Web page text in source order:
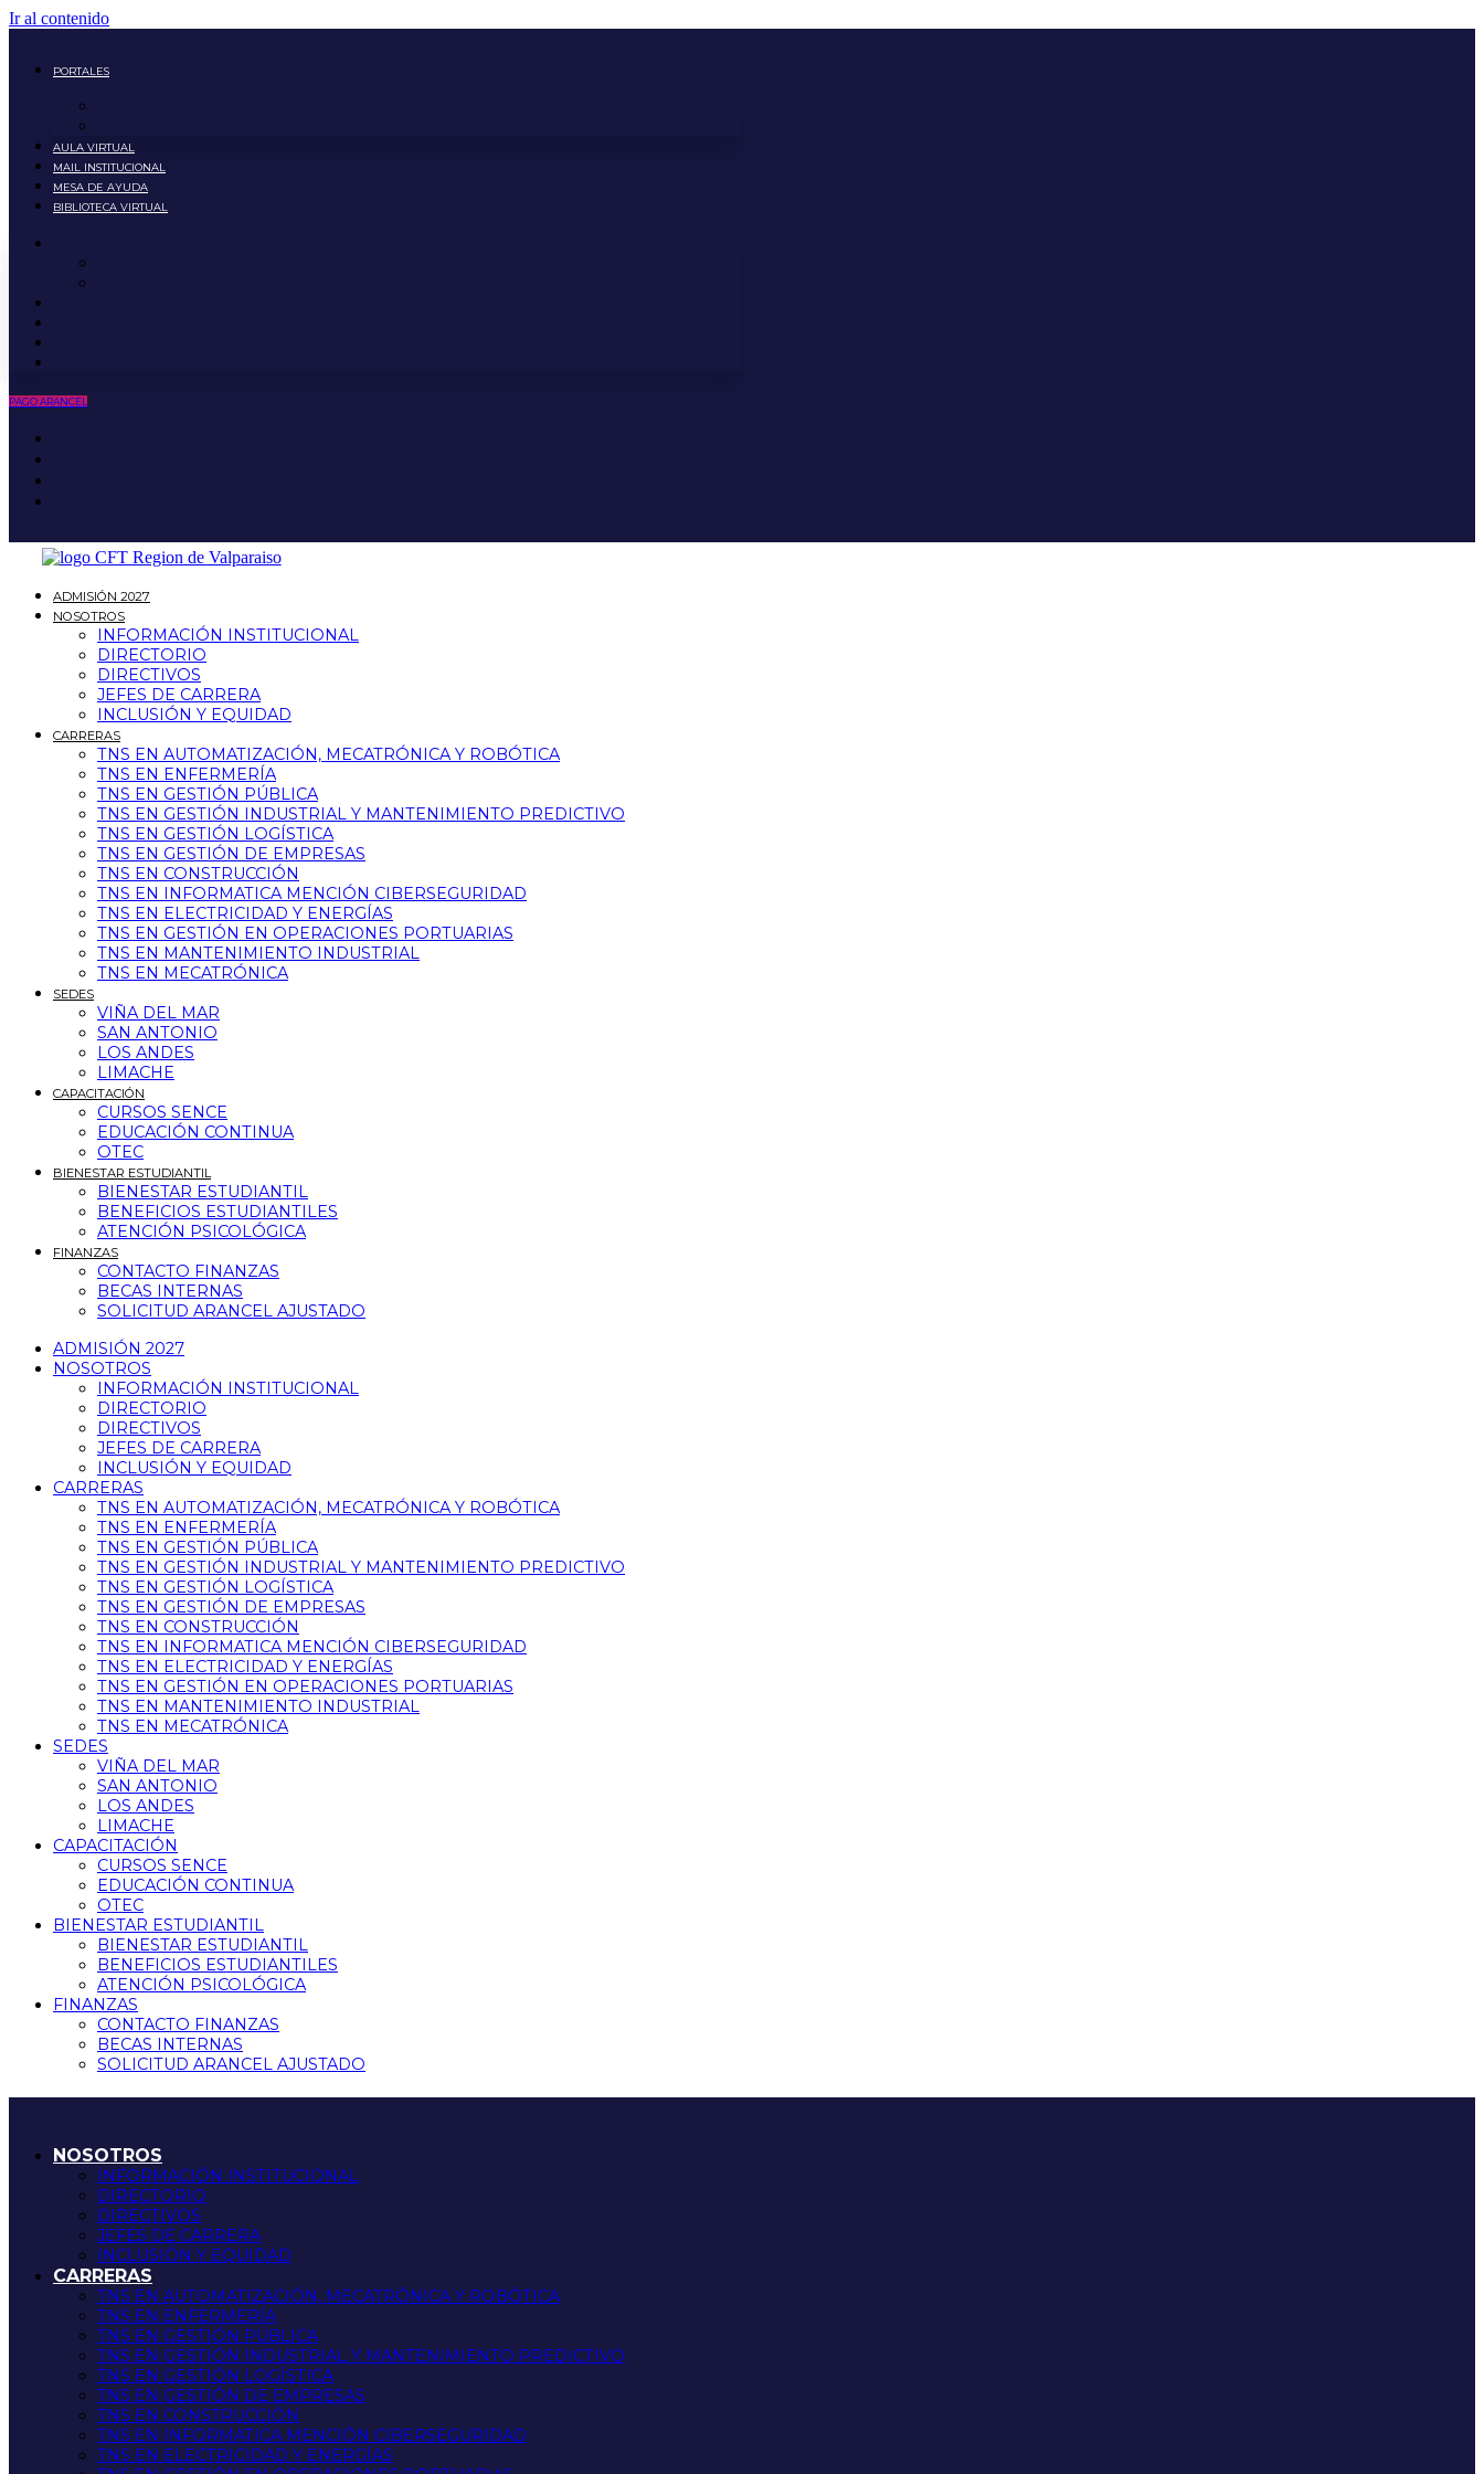
Ir al contenido
PORTALES
AULA VIRTUAL
MAIL INSTITUCIONAL
MESA DE AYUDA
BIBLIOTECA VIRTUAL
PAGO ARANCEL
ADMISIÓN 2027
NOSOTROS
INFORMACIÓN INSTITUCIONAL
DIRECTORIO
DIRECTIVOS
JEFES DE CARRERA
INCLUSIÓN Y EQUIDAD
CARRERAS
TNS EN AUTOMATIZACIÓN, MECATRÓNICA Y ROBÓTICA
TNS EN ENFERMERÍA
TNS EN GESTIÓN PÚBLICA
TNS EN GESTIÓN INDUSTRIAL Y MANTENIMIENTO PREDICTIVO
TNS EN GESTIÓN LOGÍSTICA
TNS EN GESTIÓN DE EMPRESAS
TNS EN CONSTRUCCIÓN
TNS EN INFORMATICA MENCIÓN CIBERSEGURIDAD
TNS EN ELECTRICIDAD Y ENERGÍAS
TNS EN GESTIÓN EN OPERACIONES PORTUARIAS
TNS EN MANTENIMIENTO INDUSTRIAL
TNS EN MECATRÓNICA
SEDES
VIÑA DEL MAR
SAN ANTONIO
LOS ANDES
LIMACHE
CAPACITACIÓN
CURSOS SENCE
EDUCACIÓN CONTINUA
OTEC
BIENESTAR ESTUDIANTIL
BIENESTAR ESTUDIANTIL
BENEFICIOS ESTUDIANTILES
ATENCIÓN PSICOLÓGICA
FINANZAS
CONTACTO FINANZAS
BECAS INTERNAS
SOLICITUD ARANCEL AJUSTADO
ADMISIÓN 2027
NOSOTROS
INFORMACIÓN INSTITUCIONAL
DIRECTORIO
DIRECTIVOS
JEFES DE CARRERA
INCLUSIÓN Y EQUIDAD
CARRERAS
TNS EN AUTOMATIZACIÓN, MECATRÓNICA Y ROBÓTICA
TNS EN ENFERMERÍA
TNS EN GESTIÓN PÚBLICA
TNS EN GESTIÓN INDUSTRIAL Y MANTENIMIENTO PREDICTIVO
TNS EN GESTIÓN LOGÍSTICA
TNS EN GESTIÓN DE EMPRESAS
TNS EN CONSTRUCCIÓN
TNS EN INFORMATICA MENCIÓN CIBERSEGURIDAD
TNS EN ELECTRICIDAD Y ENERGÍAS
TNS EN GESTIÓN EN OPERACIONES PORTUARIAS
TNS EN MANTENIMIENTO INDUSTRIAL
TNS EN MECATRÓNICA
SEDES
VIÑA DEL MAR
SAN ANTONIO
LOS ANDES
LIMACHE
CAPACITACIÓN
CURSOS SENCE
EDUCACIÓN CONTINUA
OTEC
BIENESTAR ESTUDIANTIL
BIENESTAR ESTUDIANTIL
BENEFICIOS ESTUDIANTILES
ATENCIÓN PSICOLÓGICA
FINANZAS
CONTACTO FINANZAS
BECAS INTERNAS
SOLICITUD ARANCEL AJUSTADO
NOSOTROS
INFORMACIÓN INSTITUCIONAL
DIRECTORIO
DIRECTIVOS
JEFES DE CARRERA
INCLUSIÓN Y EQUIDAD
CARRERAS
TNS EN AUTOMATIZACIÓN, MECATRÓNICA Y ROBÓTICA
TNS EN ENFERMERÍA
TNS EN GESTIÓN PÚBLICA
TNS EN GESTIÓN INDUSTRIAL Y MANTENIMIENTO PREDICTIVO
TNS EN GESTIÓN LOGÍSTICA
TNS EN GESTIÓN DE EMPRESAS
TNS EN CONSTRUCCIÓN
TNS EN INFORMATICA MENCIÓN CIBERSEGURIDAD
TNS EN ELECTRICIDAD Y ENERGÍAS